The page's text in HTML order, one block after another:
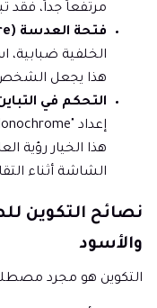
مرتفعاً جداً، فقد
فتحة العدسة (Aperture):
هذا يجعل الشخص
التحكم في
هذا الخيار رؤية
الشاشة أثناء
نصائح التكوين
والأسود
التكوين هو مجرد